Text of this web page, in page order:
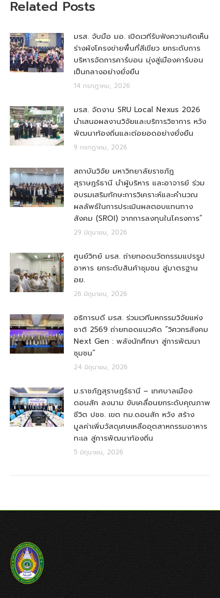
Related Posts
มรส. จับมือ มอ. เปิดเวทีรับฟังความคิดเห็น
ร่างผังโครงข่ายพื้นที่สีเขียว ยกระดับการ
บริหารจัดการคาร์บอน มุ่งสู่เมืองคาร์บอน
เป็นกลางอย่างยั่งยืน
14 กรกฎาคม, 2026
มรส. จัดงาน SRU Local Nexus 2026
นำเสนอผลงานวิจัยและบริการวิชาการ หวัง
พัฒนาท้องถิ่นและต่อยอดอย่างยั่งยืน
9 กรกฎาคม, 2026
สถาบันวิจัย มหาวิทยาลัยราชภัฏ
สุราษฎร์ธานี นำผู้บริหาร และอาจารย์ ร่วม
อบรมเสริมทักษะการวิเคราะห์และคำนวณ
ผลลัพธ์ในการประเมินผลตอบแทนทาง
สังคม (SROI) จากการลงทุนในโครงการ”
29 มิถุนายน, 2026
ศูนย์วิทย์ มรส. ถ่ายทอดนวัตกรรมแปรรูป
อาหาร ยกระดับสินค้าชุมชน สู่มาตรฐาน
อย.
26 มิถุนายน, 2026
อธิการบดี มรส. ร่วมเวทีมหกรรมวิจัยแห่ง
ชาติ 2569 ถ่ายทอดแนวคิด “วิศวกรสังคม
Next Gen : พลังนักศึกษา สู่การพัฒนา
ชุมชน”
24 มิถุนายน, 2026
ม.ราชภัฏสุราษฎร์ธานี – เทศบาลเมือง
ดอนสัก ลงนาม ขับเคลื่อนยกระดับคุณภาพ
ชีวิต ปชช. เขต ทม.ดอนสัก หวัง สร้าง
มูลค่าเพิ่มวัสดุเศษเหลืออุตสาหกรรมอาหาร
ทะเล สู่การพัฒนาท้องถิ่น
5 มิถุนายน, 2026